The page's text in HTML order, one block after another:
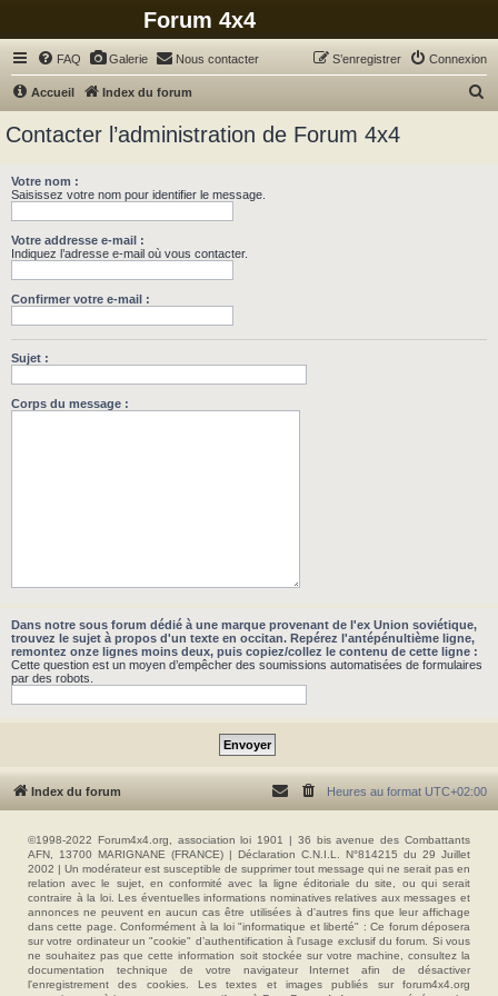
Forum 4x4
FAQ Galerie Nous contacter Connexion
S’enregistrer
Accueil Index du forum
Contacter l’administration de Forum 4x4
Votre nom :
Saisissez votre nom pour identifier le message.
Votre addresse e-mail :
Indiquez l’adresse e-mail où vous contacter.
Confirmer votre e-mail :
Sujet :
Corps du message :
Dans notre sous forum dédié à une marque provenant de l'ex Union soviétique,
trouvez le sujet à propos d'un texte en occitan. Repérez l'antépénultième ligne,
remontez onze lignes moins deux, puis copiez/collez le contenu de cette ligne :
Cette question est un moyen d’empêcher des soumissions automatisées de formulaires
par des robots.
Index du forum Heures au format UTC+02:00
©1998-2022 Forum4x4.org, association loi 1901 | 36 bis avenue des Combattants
AFN, 13700 MARIGNANE (FRANCE) | Déclaration C.N.I.L. N°814215 du 29 Juillet
2002 | Un modérateur est susceptible de supprimer tout message qui ne serait pas en
relation avec le sujet, en conformité avec la ligne éditoriale du site, ou qui serait
contraire à la loi. Les éventuelles informations nominatives relatives aux messages et
annonces ne peuvent en aucun cas être utilisées à d'autres fins que leur affichage
dans cette page. Conformément à la loi "informatique et liberté" : Ce forum déposera
sur votre ordinateur un "cookie" d’authentification à l'usage exclusif du forum. Si vous
ne souhaitez pas que cette information soit stockée sur votre machine, consultez la
documentation technique de votre navigateur Internet afin de désactiver
l'enregistrement des cookies. Les textes et images publiés sur forum4x4.org